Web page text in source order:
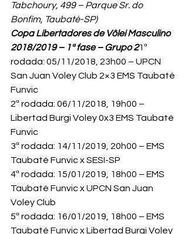
Tabchoury, 499 – Parque Sr. do
Bonfim, Taubaté-SP)
Copa Libertadores de Vôlei Masculino
2018/2019 – 1ª fase – Grupo 21ª
rodada: 05/11/2018, 23h00 – UPCN
San Juan Voley Club 2×3 EMS Taubaté
Funvic
2ª rodada: 06/11/2018, 19h00 –
Libertad Burgi Voley 0x3 EMS Taubaté
Funvic
3ª rodada: 14/11/2019, 20h00 – EMS
Taubaté Funvic x SESI-SP
4ª rodada: 15/01/2019, 18h00 – EMS
Taubaté Funvic x UPCN San Juan
Voley Club
5ª rodada: 16/01/2019, 18h00 – EMS
Taubaté Funvic x Libertad Burgi Voley